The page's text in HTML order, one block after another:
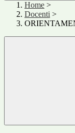
Home >
Docenti >